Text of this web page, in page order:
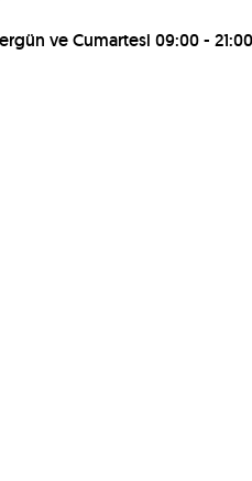
ve Cumartesi 09:00 - 21:00